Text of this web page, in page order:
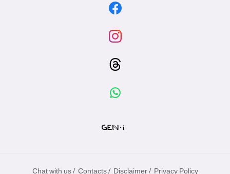
Chat with us / Contacts / Disclaimer / Privacy Policy